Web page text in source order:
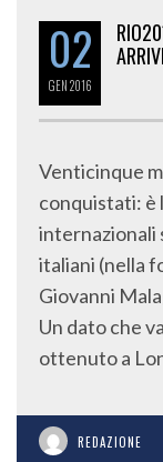
02
GEN2016
Venticinque
conquistati: è
internazionali
italiani (nella
Giovanni
Un dato che
ottenuto a
REDAZIONE